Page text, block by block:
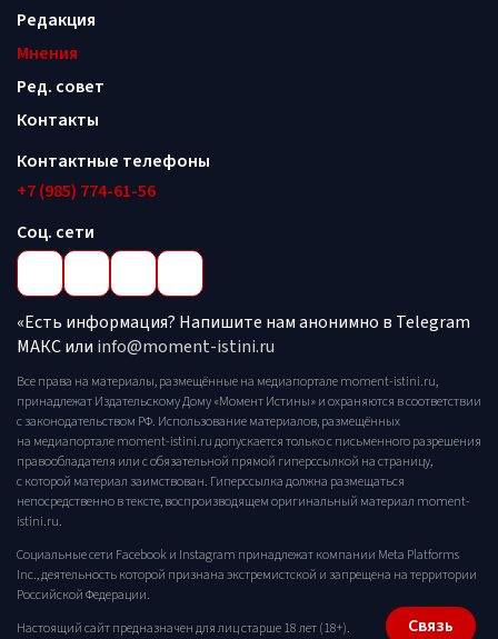
Редакция
Мнения
Ред. совет
Контакты
Контактные телефоны
+7 (985) 774-61-56
Соц. сети
«Есть информация? Напишите нам анонимно в Telegram
МАКС или info@moment-istini.ru
Все права на материалы, размещённые на медиапортале moment-istini.ru,
принадлежат Издательскому Дому «Момент Истины» и охраняются в соответствии
с законодательством РФ. Использование материалов, размещённых
на медиапортале moment-istini.ru допускается только с письменного разрешения
правообладателя или с обязательной прямой гиперссылкой на страницу,
с которой материал заимствован. Гиперссылка должна размещаться
непосредственно в тексте, воспроизводящем оригинальный материал moment-
istini.ru.
Социальные сети Facebook и Instagram принадлежат компании Meta Platforms
Inc., деятельность которой признана экстремистской и запрещена на территории
Российской Федерации.
Настоящий сайт предназначен для лиц старше 18 лет (18+).
Связь